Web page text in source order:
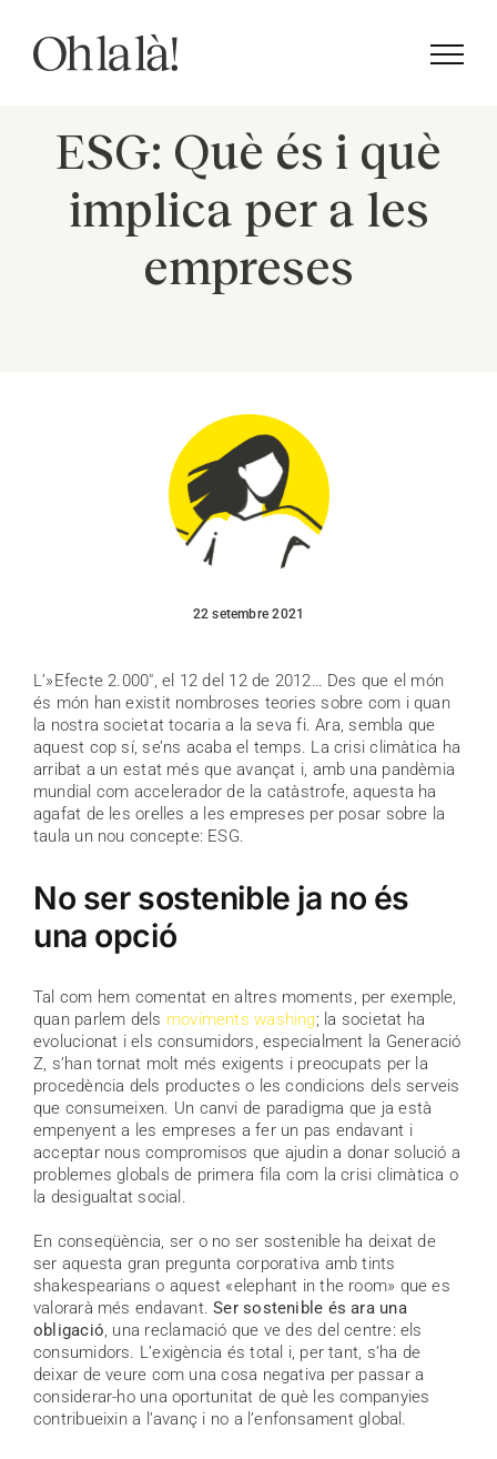
content
ESG: Què és i què
implica per a les
empreses
22 setembre 2021
L’»Efecte 2.000″, el 12 del 12 de 2012… Des que el món
és món han existit nombroses teories sobre com i quan
la nostra societat tocaria a la seva fi. Ara, sembla que
aquest cop sí, se’ns acaba el temps. La crisi climàtica ha
arribat a un estat més que avançat i, amb una pandèmia
mundial com accelerador de la catàstrofe, aquesta ha
agafat de les orelles a les empreses per posar sobre la
taula un nou concepte: ESG.
No ser sostenible ja no és
una opció
Tal com hem comentat en altres moments, per exemple,
quan parlem dels moviments washing; la societat ha
evolucionat i els consumidors, especialment la Generació
Z, s’han tornat molt més exigents i preocupats per la
procedència dels productes o les condicions dels serveis
que consumeixen. Un canvi de paradigma que ja està
empenyent a les empreses a fer un pas endavant i
acceptar nous compromisos que ajudin a donar solució a
problemes globals de primera fila com la crisi climàtica o
la desigualtat social.
En conseqüència, ser o no ser sostenible ha deixat de
ser aquesta gran pregunta corporativa amb tints
shakespearians o aquest «elephant in the room» que es
valorarà més endavant.Ser sostenible és ara una
obligació, una reclamació que ve des del centre: els
consumidors. L’exigència és total i, per tant, s’ha de
deixar de veure com una cosa negativa per passar a
considerar-ho una oportunitat de què les companyies
contribueixin a l’avanç i no a l’enfonsament global.